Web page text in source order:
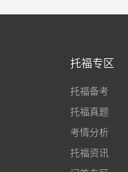
托福专区
托福备考
托福真题
考情分析
托福资讯